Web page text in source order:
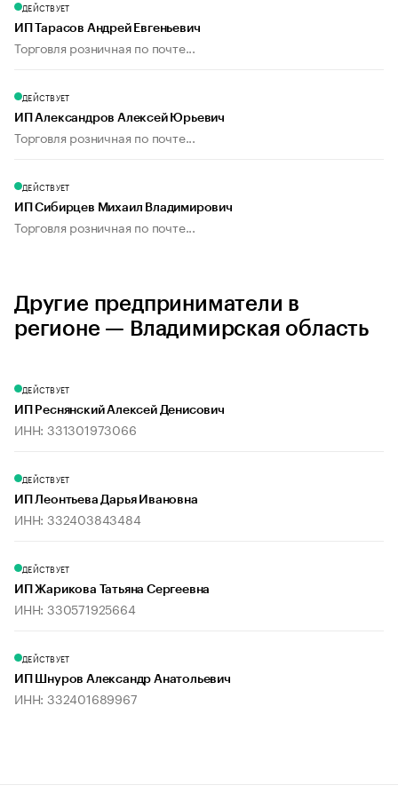
ДЕЙСТВУЕТ
ИП Тарасов Андрей Евгеньевич
Торговля розничная по почте...
ДЕЙСТВУЕТ
ИП Александров Алексей Юрьевич
Торговля розничная по почте...
ДЕЙСТВУЕТ
ИП Сибирцев Михаил Владимирович
Торговля розничная по почте...
Другие предприниматели в
регионе — Владимирская область
ДЕЙСТВУЕТ
ИП Реснянский Алексей Денисович
ИНН: 331301973066
ДЕЙСТВУЕТ
ИП Леонтьева Дарья Ивановна
ИНН: 332403843484
ДЕЙСТВУЕТ
ИП Жарикова Татьяна Сергеевна
ИНН: 330571925664
ДЕЙСТВУЕТ
ИП Шнуров Александр Анатольевич
ИНН: 332401689967